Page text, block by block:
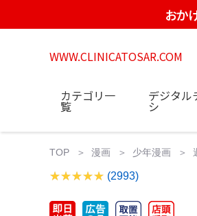
おか
WWW.CLINICATOSAR.COM
カテゴリ一
覧
デジタル
シ
TOP 漫画 少年漫画
(2993)